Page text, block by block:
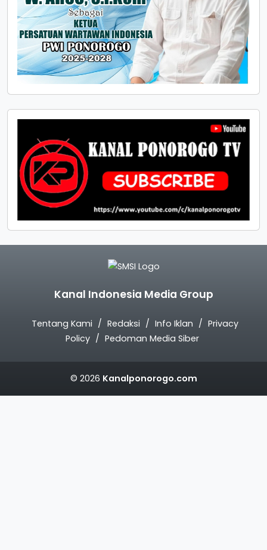
Kanal Indonesia Media Group
Tentang Kami Redaksi Info Iklan
Privacy
Policy
Pedoman Media Siber
© 2026 Kanalponorogo.com